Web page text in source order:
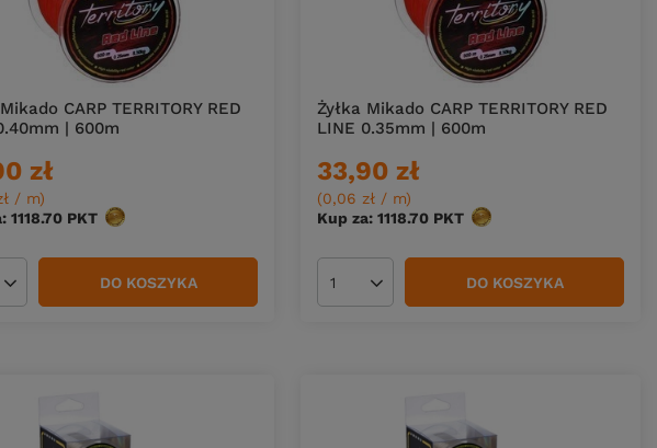
CARP TERRITORY RED
| 600m
zł
/ m)
1118.70 PKT punktów
produktów DO KOSZYKA
Żyłka Mikado CARP TERRITORY RED
LINE 0.35mm | 600m
33,90 zł
(0,06 zł / m)
Kup za: 1118.70 PKT punktów
Ilość produktów DO KOSZYKA